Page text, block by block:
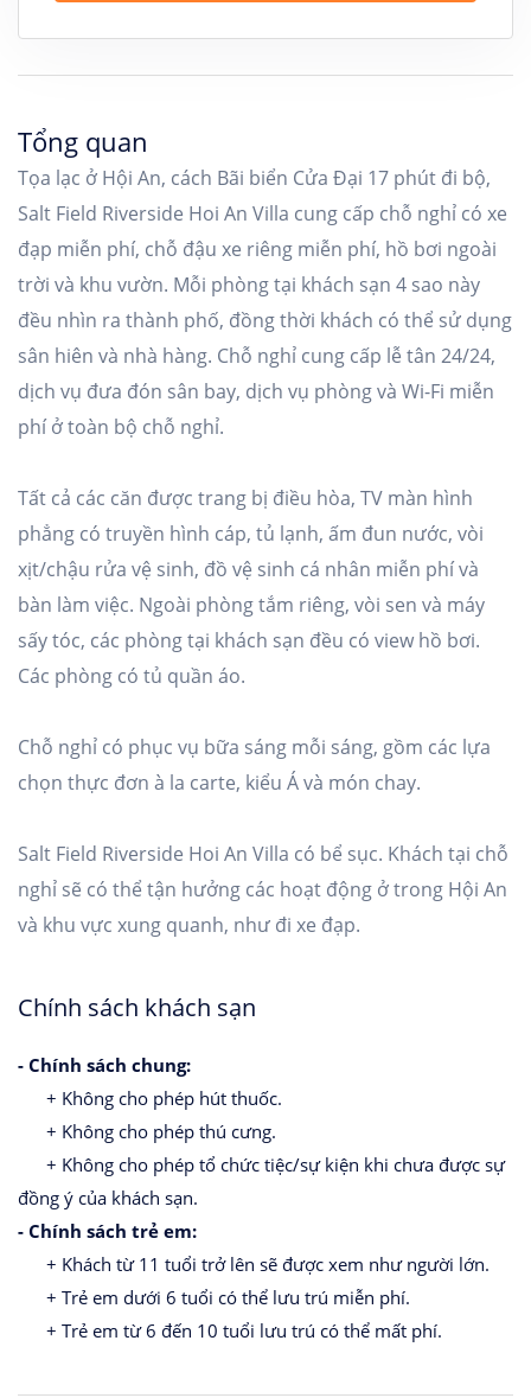
Tổng quan
Tọa lạc ở Hội An, cách Bãi biển Cửa Đại 17 phút đi bộ,
Salt Field Riverside Hoi An Villa cung cấp chỗ nghỉ có xe
đạp miễn phí, chỗ đậu xe riêng miễn phí, hồ bơi ngoài
trời và khu vườn. Mỗi phòng tại khách sạn 4 sao này
đều nhìn ra thành phố, đồng thời khách có thể sử dụng
sân hiên và nhà hàng. Chỗ nghỉ cung cấp lễ tân 24/24,
dịch vụ đưa đón sân bay, dịch vụ phòng và Wi-Fi miễn
phí ở toàn bộ chỗ nghỉ.
Tất cả các căn được trang bị điều hòa, TV màn hình
phẳng có truyền hình cáp, tủ lạnh, ấm đun nước, vòi
xịt/chậu rửa vệ sinh, đồ vệ sinh cá nhân miễn phí và
bàn làm việc. Ngoài phòng tắm riêng, vòi sen và máy
sấy tóc, các phòng tại khách sạn đều có view hồ bơi.
Các phòng có tủ quần áo.
Chỗ nghỉ có phục vụ bữa sáng mỗi sáng, gồm các lựa
chọn thực đơn à la carte, kiểu Á và món chay.
Salt Field Riverside Hoi An Villa có bể sục. Khách tại chỗ
nghỉ sẽ có thể tận hưởng các hoạt động ở trong Hội An
và khu vực xung quanh, như đi xe đạp.
Chính sách khách sạn
- Chính sách chung:
+ Không cho phép hút thuốc.
+ Không cho phép thú cưng.
+ Không cho phép tổ chức tiệc/sự kiện khi chưa được sự
đồng ý của khách sạn.
- Chính sách trẻ em:
+ Khách từ 11 tuổi trở lên sẽ được xem như người lớn.
+ Trẻ em dưới 6 tuổi có thể lưu trú miễn phí.
+ Trẻ em từ 6 đến 10 tuổi lưu trú có thể mất phí.